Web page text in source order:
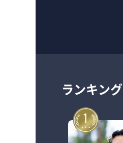
ランキング
1